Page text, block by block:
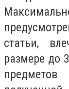
статьи,
размере до